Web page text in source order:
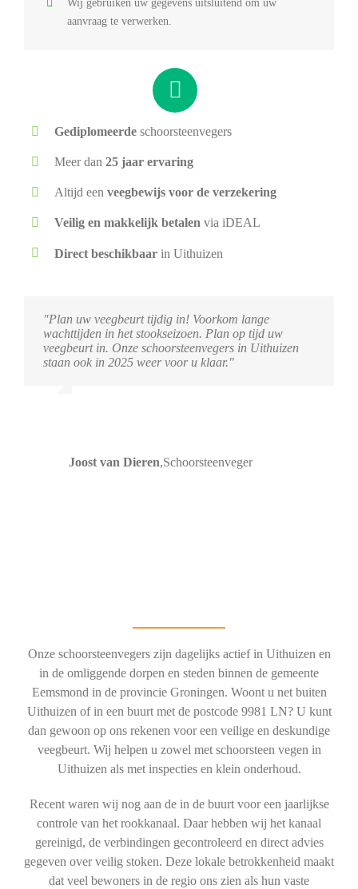
Wij gebruiken uw gegevens uitsluitend om uw
aanvraag te verwerken.
Gediplomeerde schoorsteenvegers
Meer dan25 jaar ervaring
Altijd eenveegbewijs voor de verzekering
Veilig en makkelijk betalen via iDEAL
Direct beschikbaar in Uithuizen
"Plan uw veegbeurt tijdig in! Voorkom lange
wachttijden in het stookseizoen. Plan op tijd uw
veegbeurt in. Onze schoorsteenvegers in Uithuizen
staan ook in 2025 weer voor u klaar."
Joost van Dieren,Schoorsteenveger
Onze schoorsteenvegers zijn dagelijks actief in Uithuizen en
in de omliggende dorpen en steden binnen de gemeente
Eemsmond in de provincie Groningen. Woont u net buiten
Uithuizen of in een buurt met de postcode 9981 LN? U kunt
dan gewoon op ons rekenen voor een veilige en deskundige
veegbeurt. Wij helpen u zowel met schoorsteen vegen in
Uithuizen als met inspecties en klein onderhoud.
Recent waren wij nog aan de in de buurt voor een jaarlijkse
controle van het rookkanaal. Daar hebben wij het kanaal
gereinigd, de verbindingen gecontroleerd en direct advies
gegeven over veilig stoken. Deze lokale betrokkenheid maakt
dat veel bewoners in de regio ons zien als hun vaste